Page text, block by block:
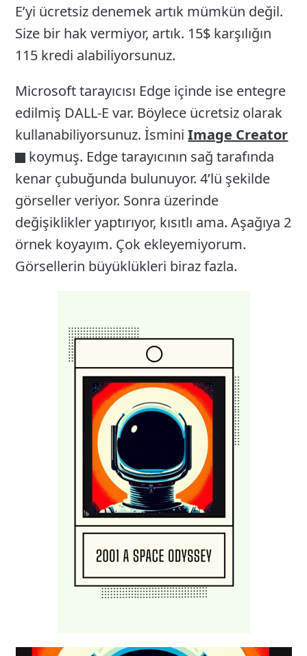
E’yi ücretsiz denemek artık mümkün değil.
Size bir hak vermiyor, artık. 15$ karşılığın
115 kredi alabiliyorsunuz.
Microsoft tarayıcısı Edge içinde ise entegre
edilmiş DALL-E var. Böylece ücretsiz olarak
kullanabiliyorsunuz. İsminiImage Creator
koymuş. Edge tarayıcının sağ tarafında
kenar çubuğunda bulunuyor. 4’lü şekilde
görseller veriyor. Sonra üzerinde
değişiklikler yaptırıyor, kısıtlı ama. Aşağıya 2
örnek koyayım. Çok ekleyemiyorum.
Görsellerin büyüklükleri biraz fazla.